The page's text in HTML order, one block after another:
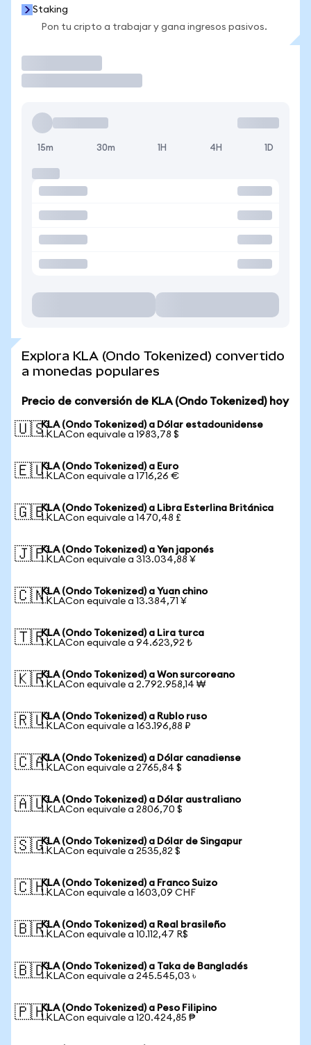
Staking
Pon tu cripto a trabajar y gana ingresos pasivos.
15m 30m 1H 4H 1D
Explora KLA (Ondo Tokenized) convertido
a monedas populares
Precio de conversión de KLA (Ondo Tokenized) hoy
🇺🇸KLA (Ondo Tokenized) a Dólar estadounidense
1 KLACon equivale a 1983,78 $
🇪🇺KLA (Ondo Tokenized) a Euro
1 KLACon equivale a 1716,26 €
🇬🇧KLA (Ondo Tokenized) a Libra Esterlina Británica
1 KLACon equivale a 1470,48 £
🇯🇵KLA (Ondo Tokenized) a Yen japonés
1 KLACon equivale a 313.034,88 ¥
🇨🇳KLA (Ondo Tokenized) a Yuan chino
1 KLACon equivale a 13.384,71 ¥
🇹🇷KLA (Ondo Tokenized) a Lira turca
1 KLACon equivale a 94.623,92 ₺
🇰🇷KLA (Ondo Tokenized) a Won surcoreano
1 KLACon equivale a 2.792.958,14 ₩
🇷🇺KLA (Ondo Tokenized) a Rublo ruso
1 KLACon equivale a 163.196,88 ₽
🇨🇦KLA (Ondo Tokenized) a Dólar canadiense
1 KLACon equivale a 2765,84 $
🇦🇺KLA (Ondo Tokenized) a Dólar australiano
1 KLACon equivale a 2806,70 $
🇸🇬KLA (Ondo Tokenized) a Dólar de Singapur
1 KLACon equivale a 2535,82 $
🇨🇭KLA (Ondo Tokenized) a Franco Suizo
1 KLACon equivale a 1603,09 CHF
🇧🇷KLA (Ondo Tokenized) a Real brasileño
1 KLACon equivale a 10.112,47 R$
🇧🇩KLA (Ondo Tokenized) a Taka de Bangladés
1 KLACon equivale a 245.545,03 ৳
🇵🇭KLA (Ondo Tokenized) a Peso Filipino
1 KLACon equivale a 120.424,85 ₱